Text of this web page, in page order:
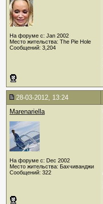
На форуме с: Jan 2002
Место жительства: The Pie Hole
Сообщений: 3,204
28-03-2012, 13:24
Marenariella
На форуме с: Dec 2002
Место жительства: Бахчиванджи
Сообщений: 322